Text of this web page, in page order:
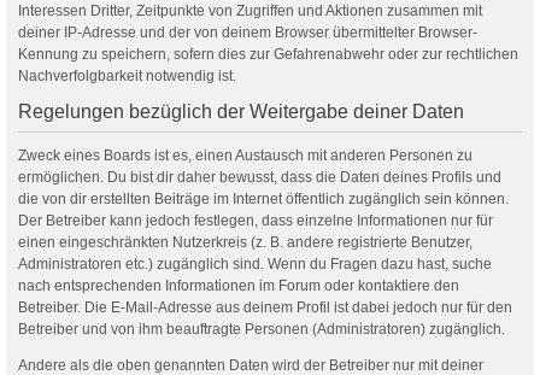
Interessen Dritter, Zeitpunkte von Zugriffen und Aktionen zusammen mit
deiner IP-Adresse und der von deinem Browser übermittelter Browser-
Kennung zu speichern, sofern dies zur Gefahrenabwehr oder zur rechtlichen
Nachverfolgbarkeit notwendig ist.
Regelungen bezüglich der Weitergabe deiner Daten
Zweck eines Boards ist es, einen Austausch mit anderen Personen zu
ermöglichen. Du bist dir daher bewusst, dass die Daten deines Profils und
die von dir erstellten Beiträge im Internet öffentlich zugänglich sein können.
Der Betreiber kann jedoch festlegen, dass einzelne Informationen nur für
einen eingeschränkten Nutzerkreis (z. B. andere registrierte Benutzer,
Administratoren etc.) zugänglich sind. Wenn du Fragen dazu hast, suche
nach entsprechenden Informationen im Forum oder kontaktiere den
Betreiber. Die E-Mail-Adresse aus deinem Profil ist dabei jedoch nur für den
Betreiber und von ihm beauftragte Personen (Administratoren) zugänglich.
Andere als die oben genannten Daten wird der Betreiber nur mit deiner